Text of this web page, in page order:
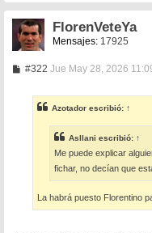
FlorenVeteYa
Mensajes: 17925
#322M
s
a
Jue May 28, 2026
Azotador escribió: ↑
Asllani escribió: ↑
Me puede explicar
fichar, no decían que
La habrá puesto Florentino